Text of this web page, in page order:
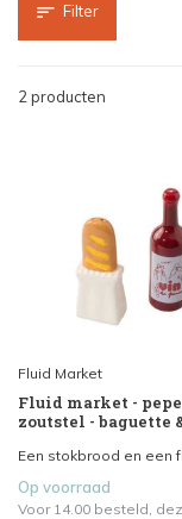
Filter
2 producten
Fluid Market
Fluid market -
zoutstel - baguette
Een stokbrood en een
Op voorraad
Voor 14.00 besteld,